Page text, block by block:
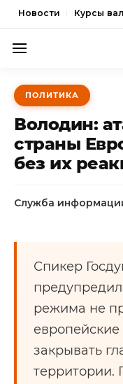
Новости Курсы
ПОЛИТИКА
ЭКОНОМИКА
ОБЩЕСТВО
СПОРТ
ПОЛИТИКА
Володин:
страны
без их
Служба
Спикер
режима не
закрывать
территории.